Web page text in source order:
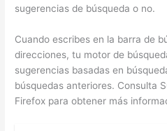
sugerencias de búsqueda o no.
Cuando escribes en la barra de
direcciones, tu motor de
sugerencias basadas en
búsquedas anteriores. Consulta
Firefox para obtener más